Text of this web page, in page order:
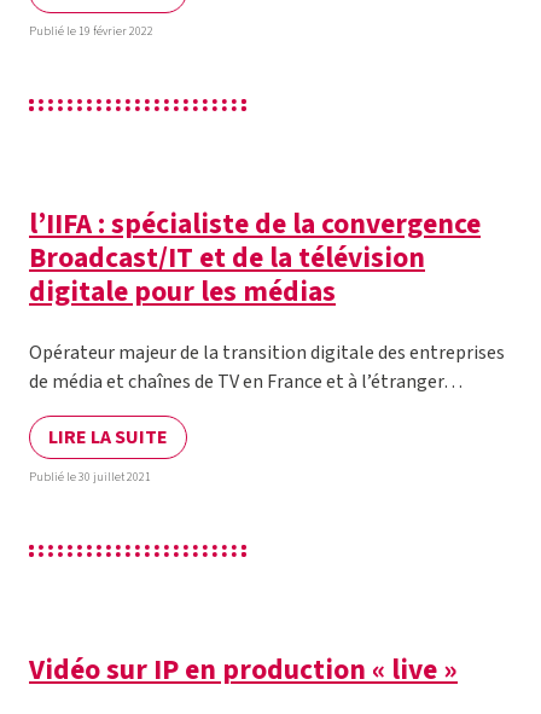
Publié le 19 février 2022
l’IIFA : spécialiste de la convergence
Broadcast/IT et de la télévision
digitale pour les médias
Opérateur majeur de la transition digitale des entreprises
de média et chaînes de TV en France et à l’étranger…
LIRE LA SUITE
Publié le 30 juillet 2021
Vidéo sur IP en production « live »